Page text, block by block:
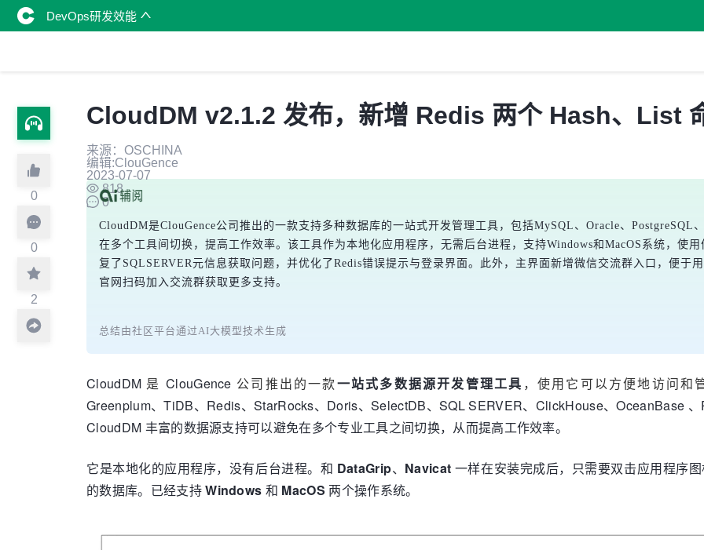
DevOps研发效能
0
0
2
CloudDM v2.1.2 发布，新增 Redis 两个 Hash、List
来源：OSCHINA
编辑:ClouGence
2023-07-07
818
0
CloudDM是ClouGence公司推出的一款支持多种数据库的一站式开发管理工具，包括MySQL、Oracle、PostgreSQL
在多个工具间切换，提高工作效率。该工具作为本地化应用程序，无需后台进程，支持Windows和MacOS系统，使
复了SQLSERVER元信息获取问题，并优化了Redis错误提示与登录界面。此外，主界面新增微信交流群入口，便于
官网扫码加入交流群获取更多支持。
总结由社区平台通过AI大模型技术生成
CloudDM 是 ClouGence 公司推出的一款一站式多数据源开发管理工具 ，使用它可以方便地访问和
Greenplum、TiDB、Redis、StarRocks、Doris、SelectDB、SQL SERVER、ClickHouse、OceanBase
CloudDM 丰富的数据源支持可以避免在多个专业工具之间切换，从而提高工作效率。
它是本地化的应用程序，没有后台进程。和 DataGrip、 Navicat 一样在安装完成后，只需要双击应用程序
的数据库。已经支持Windows 和 MacOS 两个操作系统。